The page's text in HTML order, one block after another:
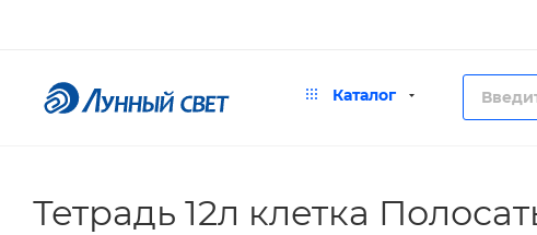
Каталог
Тетрадь 12л клетка